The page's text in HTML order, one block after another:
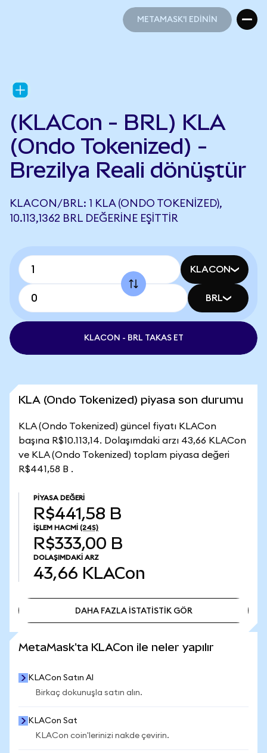
METAMASK'I EDİNİN
(KLACon - BRL) KLA
(Ondo Tokenized) -
Brezilya Reali dönüştür
KLACON/BRL: 1 KLA (ONDO TOKENIZED),
10.113,1362 BRL DEĞERINE EŞITTIR
KLACON
BRL
KLACON - BRL TAKAS ET
KLA (Ondo Tokenized) piyasa son durumu
KLA (Ondo Tokenized) güncel fiyatı KLACon
başına R$10.113,14. Dolaşımdaki arzı 43,66 KLACon
ve KLA (Ondo Tokenized) toplam piyasa değeri
R$441,58 B .
PIYASA DEĞERI
R$441,58 B
İŞLEM HACMI (24S)
R$333,00 B
DOLAŞIMDAKI ARZ
43,66 KLACon
DAHA FAZLA İSTATİSTİK GÖR
MetaMask'ta KLACon ile neler yapılır
KLACon Satın Al
Birkaç dokunuşla satın alın.
KLACon Sat
KLACon coin'lerinizi nakde çevirin.